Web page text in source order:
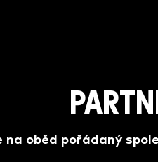
na oběd pořádaný